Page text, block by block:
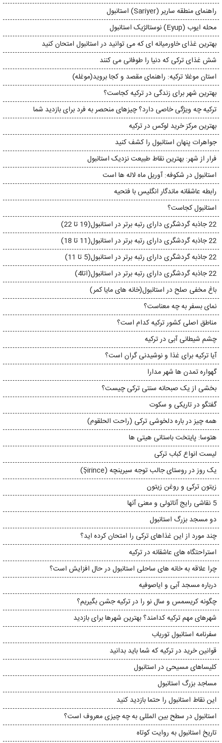
راهنمای منطقه ساریر (Sariyer) استانبول
محله ایوب (Eyup) نوستالژیک استانبول
بهترین غذای خاورمیانه ای که می توانید در استانبول امتحان کنید
شش غذای ترکی که دنیا را طوفانی می کنند
استان موغلا ترکیه: راهنمای مقصد و کجا بروید(موغله)
بهترین شهر برای زندگی در ترکیه کجاست؟
ترکیه چه ویژگی خاصی دارد؟ چیزهای منحصر به فرد برای بازدید شما
بهترین مرکز خرید لوکس در ترکیه
جواهرات پنهان استانبول را کشف کنید
فرار از شهر: بهترین نقاط طبیعت نزدیک استانبول
استانبول در شکوفه: آوریل ماه لاله ها است
رابطه عاشقانه ماندگار انگلیس با فتحیه
استانبول کجاست؟
22 جاذبه گردشگری دارای رتبه برتر در استانبول(19 تا 22)
22 جاذبه گردشگری دارای رتبه برتر در استانبول(11 تا 18)
22 جاذبه گردشگری دارای رتبه برتر در استانبول(5 تا 11)
22 جاذبه گردشگری دارای رتبه برتر در استانبول(اتا4)
باغ مخفی صلح در استانبول(خانه های مایا کمر)
نمای بسفر به چه معناست؟
مناطق اصلی کشور ترکیه کدام است؟
چشم شیطانی آبی در ترکیه
آیا ترکیه برای غذا و نوشیدنی گران است؟
گهواره تمدن ها شهر مدارا
بخشی از یک صبحانه سنتی ترکی چیست؟
گفتگو در تاریکی و سکوت
همه چیز در باره دلخوشی ترکی (راحت الحلقوم)
هتوسا: پایتخت باستانی هیتی ها
لیست انواع کباب ترکی
یک روز در روستای جالب توجه سیرینچه (Şirince)
زیتون ترکی و روغن زیتون
5 نقاشی رایج آناتولی و معنی آنها
دو مسجد بزرگ استانبول
چند مورد از این غذاهای ترکی را امتحان کرده اید؟
استراحتگاه های عاشقانه در ترکیه
چرا علاقه به خانه های ساحلی استانبول در حال افزایش است؟
درباره مسجد آبی و ایاصوفیه
چگونه کریسمس و سال نو را در ترکیه جشن بگیریم؟
شهرهای مهم ترکیه کدامند؟ بهترین شهرها برای بازدید
سفرنامه استانبول توریاب
قوانین خرید در ترکیه که شما باید بدانید
کلیساهای مسیحی در استانبول
مساجد بزرگ استانبول
این نقاط استانبول را حتما بازدید کنید
استانبول در سطح بین المللی به چه چیزی معروف است؟
تاریخ استانبول به روایت کوتاه